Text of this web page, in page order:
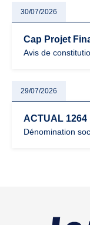
30/07/2026
Cap Projet
Avis de
29/07/2026
ACTUAL 1264
Dénomination